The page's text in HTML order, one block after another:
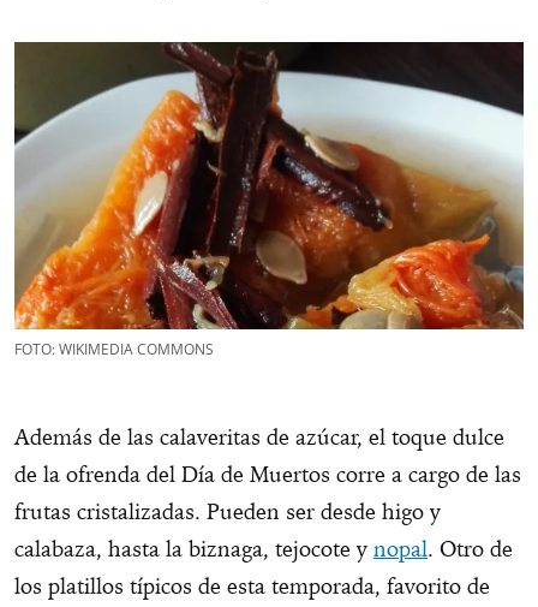
FOTO: WIKIMEDIA COMMONS
Además de las calaveritas de azúcar, el toque dulce
de la ofrenda del Día de Muertos corre a cargo de las
frutas cristalizadas. Pueden ser desde higo y
calabaza, hasta la biznaga, tejocote y nopal. Otro de
los platillos típicos de esta temporada, favorito de